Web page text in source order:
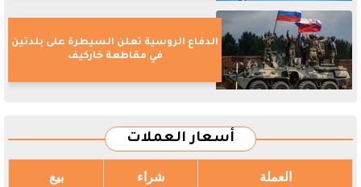
الدفاع الروسية تعلن السيطرة على بلدتين
في مقاطعة خاركيف
أسعار العملات
العملة شراء بيع